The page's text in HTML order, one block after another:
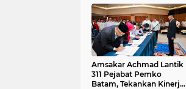
Amsakar Achmad Lantik
311 Pejabat Pemko
Batam, Tekankan Kinerja,